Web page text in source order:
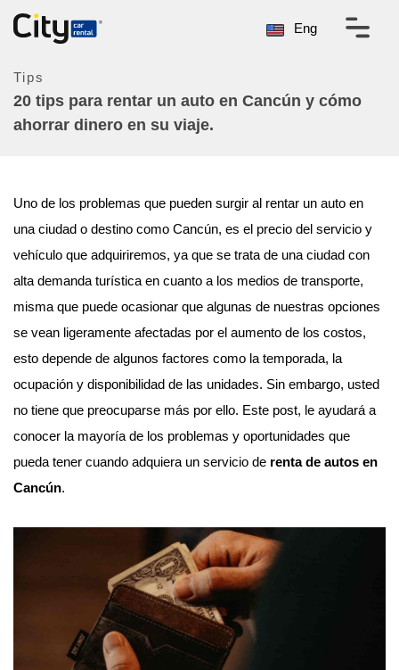
Eng
Tips
20 tips para rentar un auto en Cancún y cómo
ahorrar dinero en su viaje.
Uno de los problemas que pueden surgir al rentar un auto en
una ciudad o destino como Cancún, es el precio del servicio y
vehículo que adquiriremos, ya que se trata de una ciudad con
alta demanda turística en cuanto a los medios de transporte,
misma que puede ocasionar que algunas de nuestras opciones
se vean ligeramente afectadas por el aumento de los costos,
esto depende de algunos factores como la temporada, la
ocupación y disponibilidad de las unidades. Sin embargo, usted
no tiene que preocuparse más por ello. Este post, le ayudará a
conocer la mayoría de los problemas y oportunidades que
pueda tener cuando adquiera un servicio de renta de autos en
Cancún.